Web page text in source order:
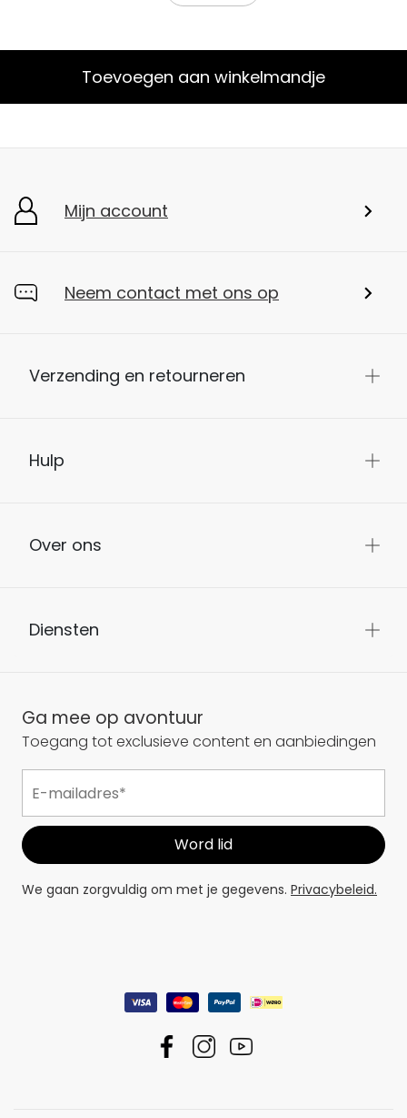
Toevoegen aan winkelmandje
Mijn account
Neem contact met ons op
Verzending en retourneren
Hulp
Over ons
Diensten
Ga mee op avontuur
Toegang tot exclusieve content en aanbiedingen
We gaan zorgvuldig om met je gegevens. Privacybeleid.